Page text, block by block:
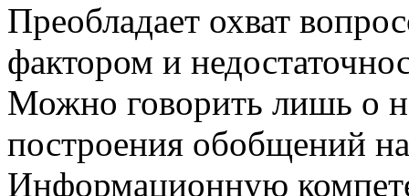
Преобладает охват
фактором и
Можно говорить лишь о
построения обобщений
Информационную